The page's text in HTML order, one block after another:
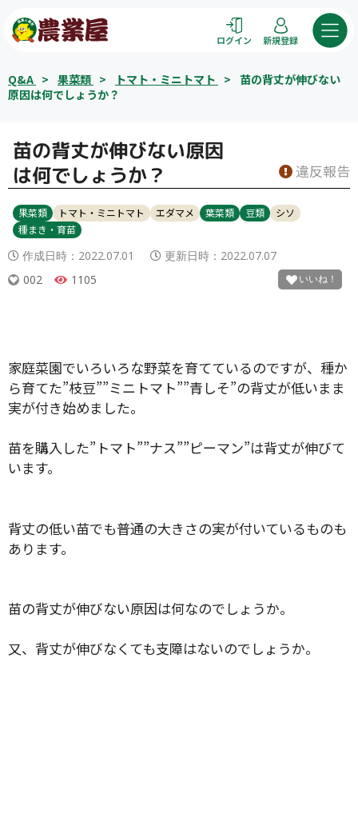
ン
ツ
プ
ログイン 新規登録
Q&A > 果菜類 > トマト・ミニトマト > 苗の背丈が伸びない
原因は何でしょうか？
苗の背丈が伸びない原因
は何でしょうか？ 違反報告
果菜類 トマト・ミニトマト エダマメ 葉菜類 豆類
シソ
種まき・育苗
作成日時： 2022.07.01 更新日時： 2022.07.07
002
1105
家庭菜園でいろいろな野菜を育てているのですが、種か
ら育てた”枝豆””ミニトマト””青しそ”の背丈が低いまま
実が付き始めました。
苗を購入した”トマト””ナス””ピーマン”は背丈が伸びて
います。
背丈の低い苗でも普通の大きさの実が付いているものも
あります。
苗の背丈が伸びない原因は何なのでしょうか。
又、背丈が伸びなくても支障はないのでしょうか。